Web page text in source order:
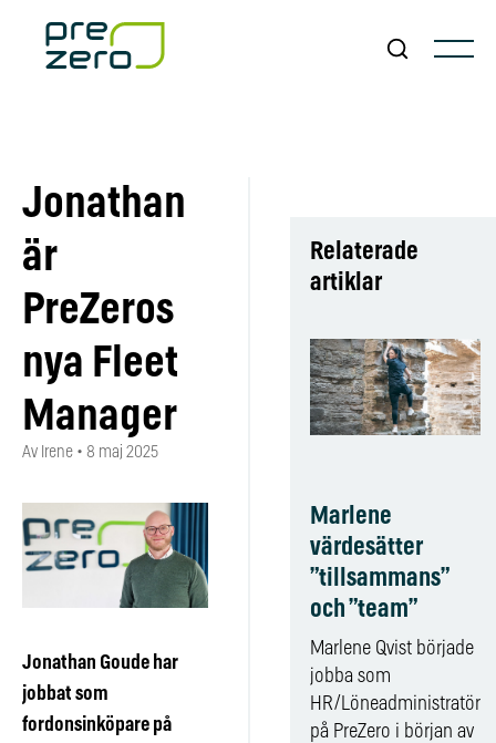
Jonathan
är
PreZeros
nya Fleet
Manager
Av Irene • 8 maj 2025
Jonathan Goude har
jobbat som
fordonsinköpare på
Relaterade
artiklar
Marlene
värdesätter
”tillsammans”
och ”team”
Marlene Qvist började
jobba som
HR/Löneadministratör
på PreZero i början av